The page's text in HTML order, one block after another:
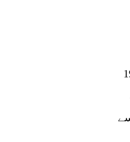
سے تقریباً 190
اوسط سے